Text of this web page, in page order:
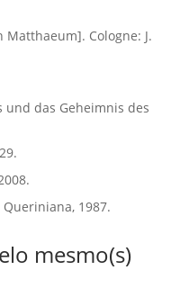
Matthaeum]. Cologne: J.
und das Geheimnis des
Queriniana, 1987.
mesmo(s)